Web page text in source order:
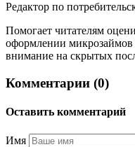
Редактор по
Помогает читателям
оформлении микрозаймов
внимание на скрытых
Комментарии (0)
Оставить комментарий
Имя